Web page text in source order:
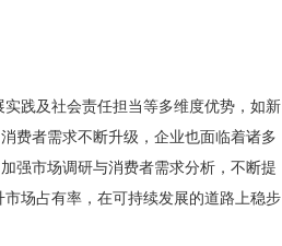
践及社会责任担当等多维度优势，如新
费者需求不断升级，企业也面临着诸多
强市场调研与消费者需求分析，不断提
场占有率，在可持续发展的道路上稳步